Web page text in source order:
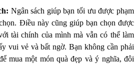
Ngân sách giúp bạn tối ưu được phạm
Điều này cũng giúp bạn chọn được
tài chính của mình mà vẫn có thể làm
vui vẻ và bất ngờ. Bạn không cần phải
mua một món quà đẹp và ý nghĩa, đôi